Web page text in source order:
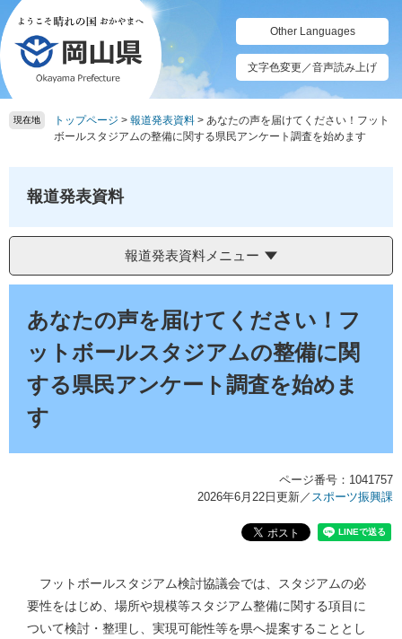
ペ
ー
ジ
の
先
頭
メ
ニ
ュ
ー
を
飛
Other Languages
文字色変更／音声読み上げ
現在地 トップページ > 報道発表資料 > あなたの声を届けてください！フット
ボールスタジアムの整備に関する県民アンケート調査を始めます
報道発表資料
報道発表資料メニュー
あなたの声を届けてください！フ
ットボールスタジアムの整備に関
する県民アンケート調査を始めま
す
ページ番号：1041757
2026年6月22日更新／ スポーツ振興課
フットボールスタジアム検討協議会では、スタジアムの必
要性をはじめ、場所や規模等スタジアム整備に関する項目に
ついて検討・整理し、実現可能性等を県へ提案することとし